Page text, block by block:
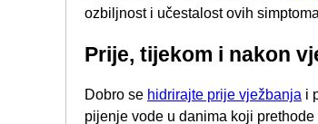
ozbiljnost i učestalost ovih
Prije, tijekom i nakon
Dobro se hidrirajte prije vježbanja i
pijenje vode u danima koji